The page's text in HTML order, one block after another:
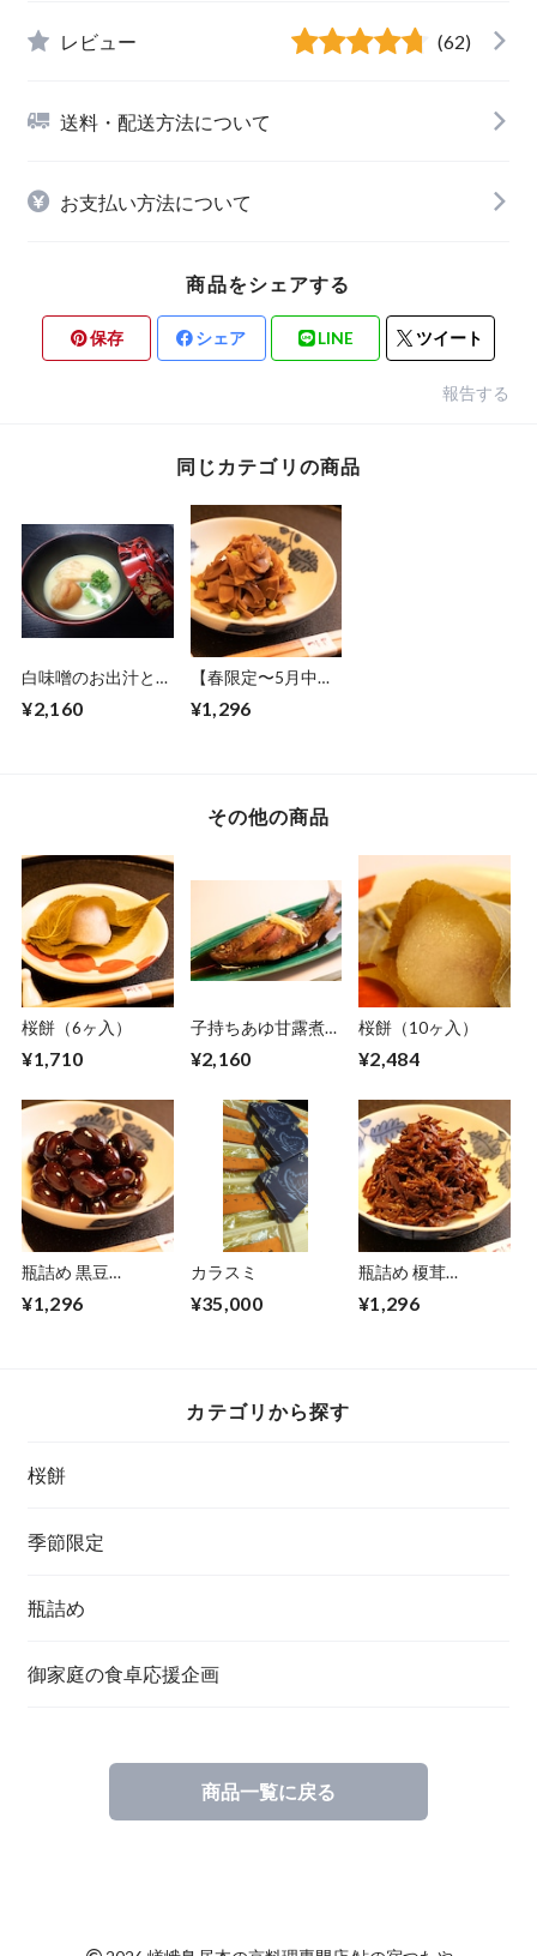
レビュー (62)
送料・配送方法について
お支払い方法について
商品をシェアする
保存 シェア LINE ツイート
報告する
同じカテゴリの商品
白味噌のお出汁と自
¥2,160
【春限定〜5月中
（150g）
¥1,296
その他の商品
桜餅（6ヶ入）
¥1,710
子持ちあゆ甘露煮
格は1尾の価格です
¥2,160
桜餅（10ヶ入）
¥2,484
瓶詰め 黒豆
¥1,296
カラスミ
¥35,000
瓶詰め 榎茸
¥1,296
カテゴリから探す
桜餅
季節限定
瓶詰め
御家庭の食卓応援企画
商品一覧に戻る